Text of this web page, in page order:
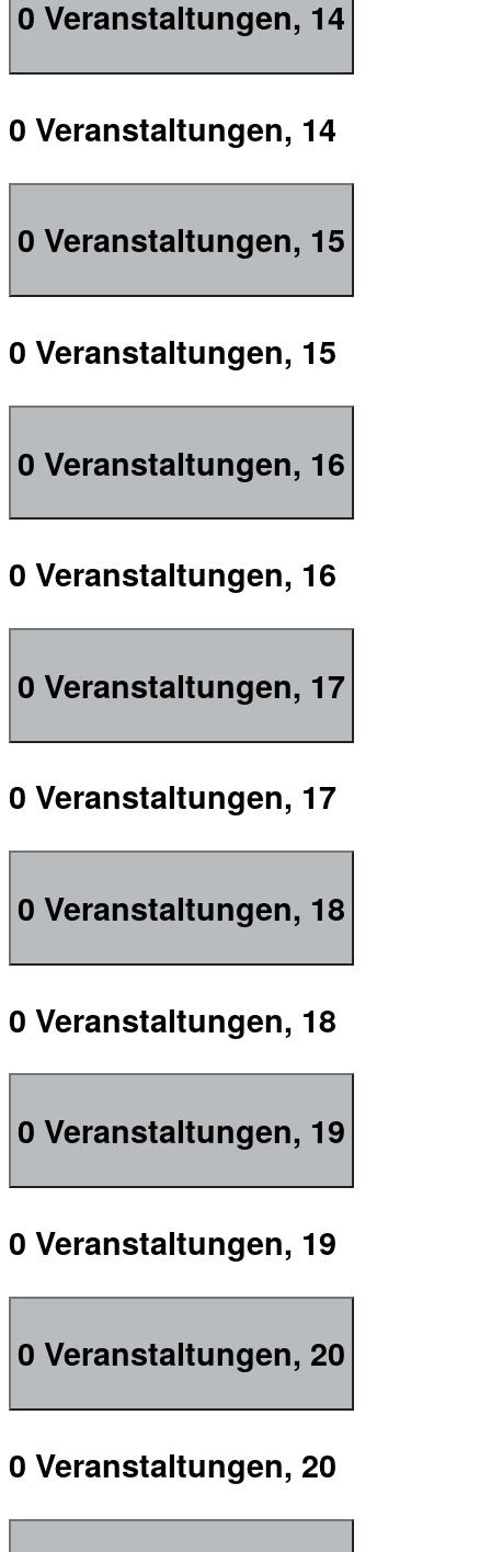
0 Veranstaltungen, 14
0 Veranstaltungen, 14
0 Veranstaltungen, 15
0 Veranstaltungen, 15
0 Veranstaltungen, 16
0 Veranstaltungen, 16
0 Veranstaltungen, 17
0 Veranstaltungen, 17
0 Veranstaltungen, 18
0 Veranstaltungen, 18
0 Veranstaltungen, 19
0 Veranstaltungen, 19
0 Veranstaltungen, 20
0 Veranstaltungen, 20